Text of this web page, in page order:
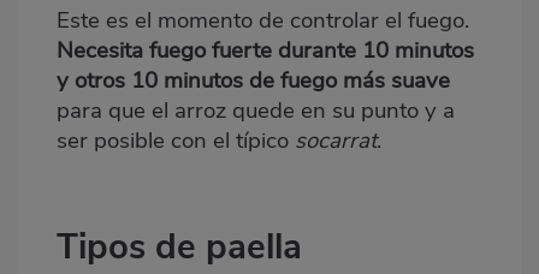
Este es el momento de controlar el fuego.
Necesita fuego fuerte durante 10 minutos
y otros 10 minutos de fuego más suave
para que el arroz quede en su punto y a
ser posible con el típico socarrat.
Tipos de paella